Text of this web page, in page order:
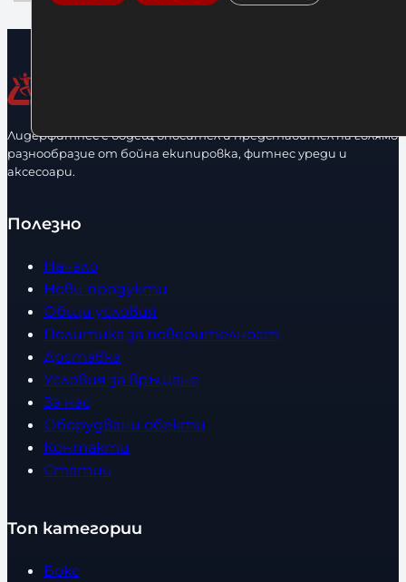
Лидерфитнес е водещ вносител и представител на голямо
разнообразие от бойна екипировка, фитнес уреди и
аксесоари.
Полезно
Начало
Нови продукти
Общи условия
Политика за поверителност
Доставка
Условия за връщане
За нас
Оборудвани обекти
Контакти
Статии
Топ категории
Бокс